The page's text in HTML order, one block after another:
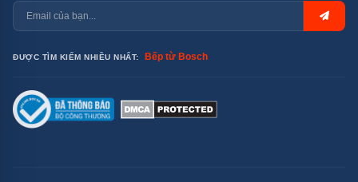
ĐƯỢC TÌM KIẾM NHIỀU NHẤT: Bếp từ Bosch